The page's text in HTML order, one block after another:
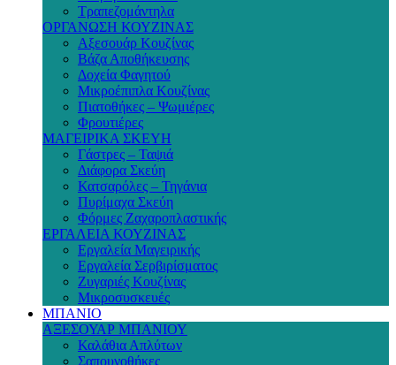
Τραπεζομάντηλα
ΟΡΓΑΝΩΣΗ ΚΟΥΖΙΝΑΣ
Αξεσουάρ Κουζίνας
Βάζα Αποθήκευσης
Δοχεία Φαγητού
Μικροέπιπλα Κουζίνας
Πιατοθήκες – Ψωμιέρες
Φρουτιέρες
ΜΑΓΕΙΡΙΚΑ ΣΚΕΥΗ
Γάστρες – Ταψιά
Διάφορα Σκεύη
Κατσαρόλες – Τηγάνια
Πυρίμαχα Σκεύη
Φόρμες Ζαχαροπλαστικής
ΕΡΓΑΛΕΙΑ ΚΟΥΖΙΝΑΣ
Εργαλεία Μαγειρικής
Εργαλεία Σερβιρίσματος
Ζυγαριές Κουζίνας
Μικροσυσκευές
ΜΠΑΝΙΟ
ΑΞΕΣΟΥΑΡ ΜΠΑΝΙΟΥ
Καλάθια Απλύτων
Σαπουνοθήκες